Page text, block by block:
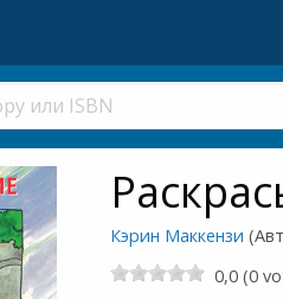
Кэрин Маккензи
0,0 (0